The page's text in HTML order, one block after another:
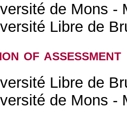
de Mons -
Libre de
of assessment
Libre de
de Mons -